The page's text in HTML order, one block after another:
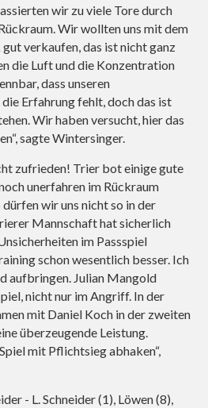
wir zu viele Tore durch
Wir wollten uns mit dem
verkaufen, das ist nicht ganz
die Luft und die Konzentration
dass unseren
Erfahrung fehlt, doch das ist
Wir haben versucht, hier das
sagte Wintersinger.
zufrieden! Trier bot einige gute
unerfahren im Rückraum
wir uns nicht so in der
Mannschaft hat sicherlich
im Passspiel
schon wesentlich besser. Ich
aufbringen. Julian Mangold
nicht nur im Angriff. In der
mit Daniel Koch in der zweiten
überzeugende Leistung.
mit Pflichtsieg abhaken“,
- L. Schneider (1), Löwen (8),